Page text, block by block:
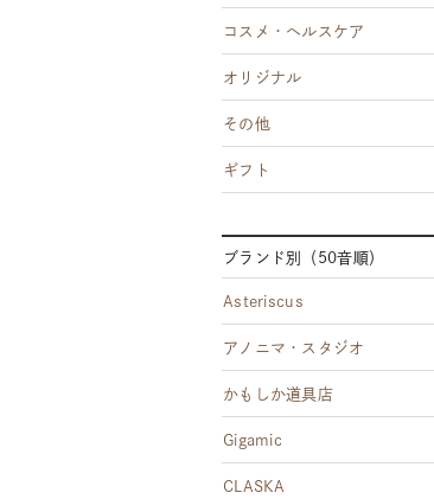
コスメ・ヘルスケア
オリジナル
その他
ギフト
ブランド別（50音順）
Asteriscus
アノニマ・スタジオ
かもしか道具店
Gigamic
CLASKA